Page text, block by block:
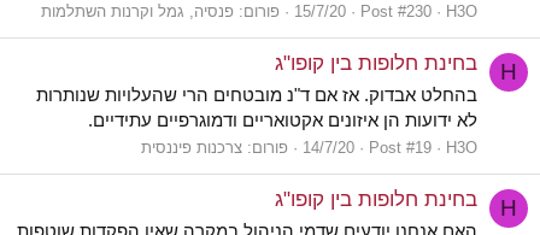
H3O
Post #230
15/7/20 פורום: פנסיה, גמל וקרנות השתלמות
H בחינת חלופות בין קופו"ג
בהחלט אבדוק. אז אם ד"נ מובטחים הרי שהעלויות שנותרות
לא ידועות הן איזונים אקטואריים ודמוגרפיים עתידיים.
H3O
Post #19
14/7/20 פורום: צרכנות פיננסית
H בחינת חלופות בין קופו"ג
האם אנחנו יודעים שדמי הניהול במקרה שאין הפקדות שוטפות